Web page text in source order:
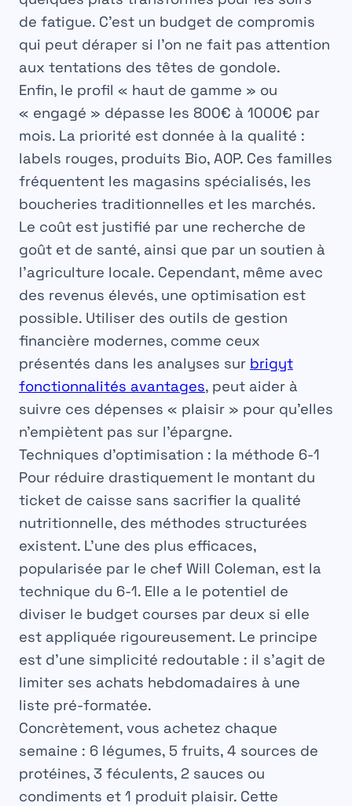
de fatigue. C’est un budget de compromis
qui peut déraper si l’on ne fait pas attention
aux tentations des têtes de gondole.
Enfin, le profil « haut de gamme » ou
« engagé » dépasse les 800€ à 1000€ par
mois. La priorité est donnée à la qualité :
labels rouges, produits Bio, AOP. Ces familles
fréquentent les magasins spécialisés, les
boucheries traditionnelles et les marchés.
Le coût est justifié par une recherche de
goût et de santé, ainsi que par un soutien à
l’agriculture locale. Cependant, même avec
des revenus élevés, une optimisation est
possible. Utiliser des outils de gestion
financière modernes, comme ceux
présentés dans les analyses sur brigyt
fonctionnalités avantages, peut aider à
suivre ces dépenses « plaisir » pour qu’elles
n’empiètent pas sur l’épargne.
Techniques d’optimisation : la méthode 6-1
Pour réduire drastiquement le montant du
ticket de caisse sans sacrifier la qualité
nutritionnelle, des méthodes structurées
existent. L’une des plus efficaces,
popularisée par le chef Will Coleman, est la
technique du 6-1. Elle a le potentiel de
diviser le budget courses par deux si elle
est appliquée rigoureusement. Le principe
est d’une simplicité redoutable : il s’agit de
limiter ses achats hebdomadaires à une
liste pré-formatée.
Concrètement, vous achetez chaque
semaine : 6 légumes, 5 fruits, 4 sources de
protéines, 3 féculents, 2 sauces ou
condiments et 1 produit plaisir. Cette